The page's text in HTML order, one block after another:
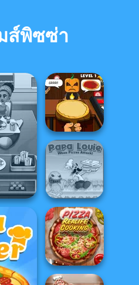
ส์พิซซ่า
Chef
Halloween
Pizzeria
Papa Louie:
When Pizzas
Attack